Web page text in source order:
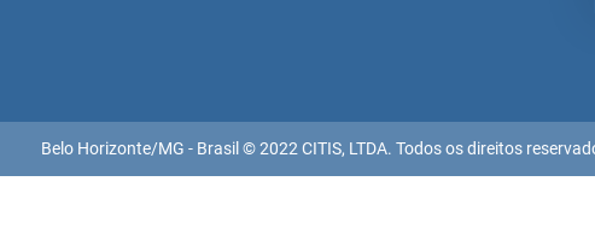
Belo Horizonte/MG - Brasil © 2022 CITIS, LTDA. Todos os direitos